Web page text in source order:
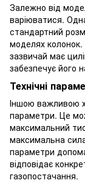
Залежно від
варіюватися.
стандартний
моделях
зазвичай має
забезпечує його
Технічні
Іншою важливою
параметри. Це
максимальний
максимальна
параметри
відповідає
газопостачання.